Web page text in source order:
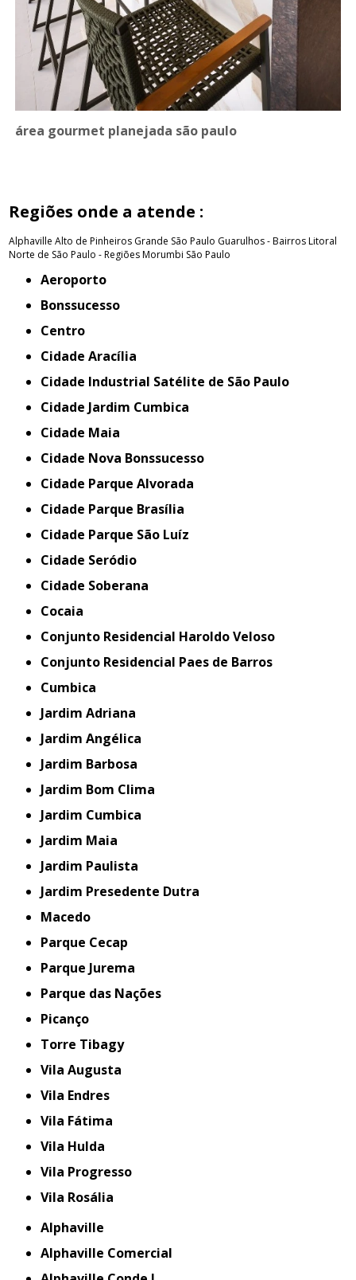
área gourmet planejada são paulo
Regiões onde a atende :
Alphaville Alto de Pinheiros Grande São Paulo Guarulhos - BairrosLitoral
Norte de São Paulo - RegiõesMorumbi São Paulo
Aeroporto
Bonssucesso
Centro
Cidade Aracília
Cidade Industrial Satélite de São Paulo
Cidade Jardim Cumbica
Cidade Maia
Cidade Nova Bonssucesso
Cidade Parque Alvorada
Cidade Parque Brasília
Cidade Parque São Luíz
Cidade Seródio
Cidade Soberana
Cocaia
Conjunto Residencial Haroldo Veloso
Conjunto Residencial Paes de Barros
Cumbica
Jardim Adriana
Jardim Angélica
Jardim Barbosa
Jardim Bom Clima
Jardim Cumbica
Jardim Maia
Jardim Paulista
Jardim Presedente Dutra
Macedo
Parque Cecap
Parque Jurema
Parque das Nações
Picanço
Torre Tibagy
Vila Augusta
Vila Endres
Vila Fátima
Vila Hulda
Vila Progresso
Vila Rosália
Alphaville
Alphaville Comercial